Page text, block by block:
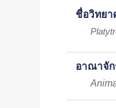
ชื่อวิทยา
อาณาจัก